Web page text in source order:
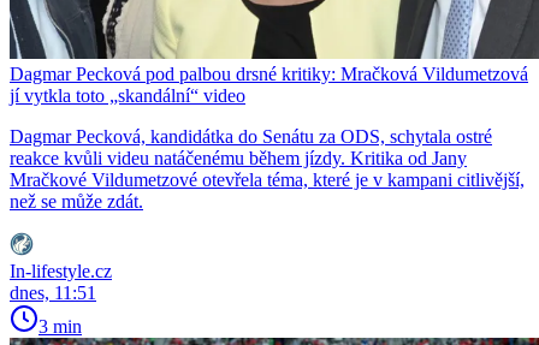
Dagmar Pecková pod palbou drsné kritiky: Mračková Vildumetzová
jí vytkla toto „skandální“ video
Dagmar Pecková, kandidátka do Senátu za ODS, schytala ostré
reakce kvůli videu natáčenému během jízdy. Kritika od Jany
Mračkové Vildumetzové otevřela téma, které je v kampani citlivější,
než se může zdát.
In-lifestyle.cz
dnes, 11:51
3 min